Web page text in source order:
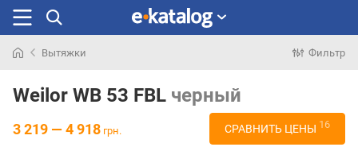
раньше
Вытяжки Фильтр
Weilor WB 53 FBL черный
3 219 — 4 918 грн. СРАВНИТЬ ЦЕНЫ 16